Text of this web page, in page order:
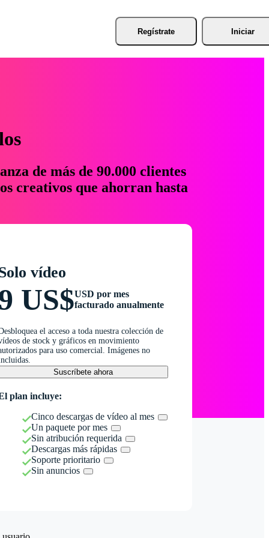
Regístrate Iniciar
de más de 90.000 clientes
creativos que ahorran hasta
vídeo
US$USD por mes
facturado anualmente
el acceso a toda nuestra colección de
de stock y gráficos en movimiento
para uso comercial. Imágenes no
Suscríbete ahora
plan incluye:
Cinco descargas de vídeo al mes
Un paquete por mes
Sin atribución requerida
Descargas más rápidas
Soporte prioritario
Sin anuncios